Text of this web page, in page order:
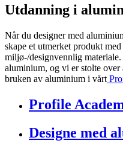
Utdanning i
Når du designer med
skape et utmerket produkt
miljø-/designvennlig
aluminium, og vi er stolte over
bruken av aluminium i vårt
Profile
Designe med